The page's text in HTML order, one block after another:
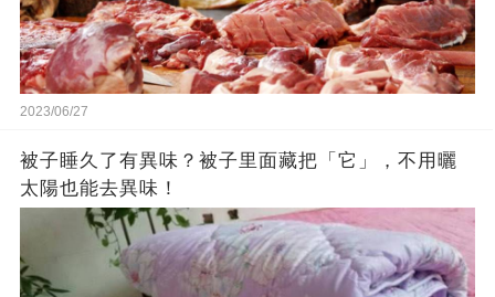
2023/06/27
被子睡久了有異味？被子里面藏把「它」，不用曬
太陽也能去異味！